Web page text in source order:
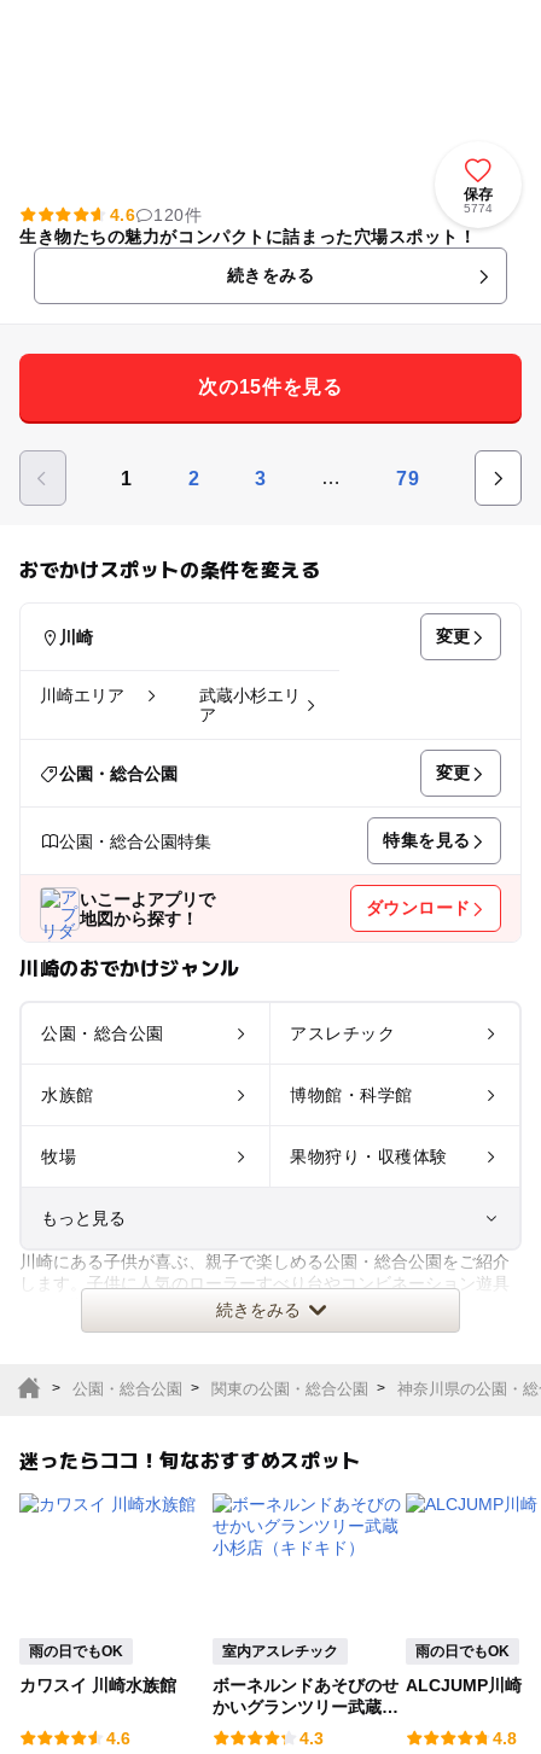
保存
5774
4.6
120件
生き物たちの魅力がコンパクトに詰まった穴場スポット！
続きをみる
次の15件を見る
1 2 3 … 79
おでかけスポットの条件を変える
川崎 変更
川崎エリア
武蔵小杉エリ
ア
公園・総合公園 変更
公園・総合公園特集 特集を見る
いこーよアプリで
地図から探す！
ダウンロード
川崎のおでかけジャンル
公園・総合公園 アスレチック
水族館 博物館・科学館
牧場 果物狩り・収穫体験
もっと見る
室内遊び場 遊園地
サファリパーク
植物園・フラワーパー
自然景観
工場見学 体験施設
川崎にある子供が喜ぶ、親子で楽しめる公園・総合公園をご紹介
します。子供に人気のローラーすべり台やコンビネーション遊具
などの遊具や、じゃぶじゃぶ池続きをみる
公園・総合公園 関東の公園・総合公園 神奈川県の公園・
迷ったらココ！旬なおすすめスポット
雨の日でもOK
カワスイ 川崎水族館
4.6
室内アスレチック
ボーネルンドあそびのせ
かいグランツリー武蔵小
杉店（キドキド）
4.3
雨の日でもOK
ALCJUMP川崎
4.8